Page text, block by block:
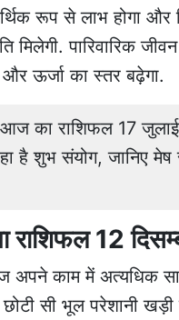
रूप से लाभ होगा और
मिलेगी. पारिवारिक
ऊर्जा का स्तर बढ़ेगा.
आज का राशिफल 17
है शुभ संयोग, जानिए
राशिफल 12
अपने काम में अत्यधिक
सी भूल परेशानी